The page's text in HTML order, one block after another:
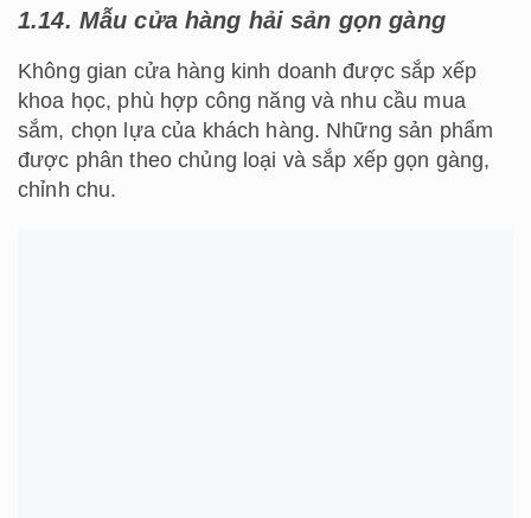
1.14. Mẫu cửa hàng hải sản gọn gàng
Không gian cửa hàng kinh doanh được sắp xếp
khoa học, phù hợp công năng và nhu cầu mua
sắm, chọn lựa của khách hàng. Những sản phẩm
được phân theo chủng loại và sắp xếp gọn gàng,
chỉnh chu.